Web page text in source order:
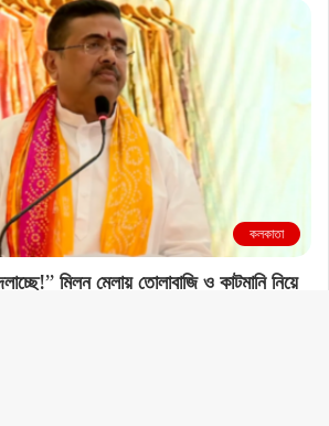
কলকাতা
মিলন মেলায় তোলাবাজি ও কাটমানি নিয়ে